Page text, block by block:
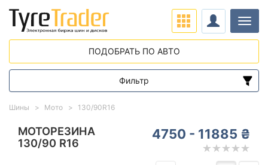
МОТОРЕЗИНА
130/90 R16
4750 - 11885 ₴
Шины Мото 130/90R16
ПОДОБРАТЬ ПО АВТО
Фильтр
Диапазон цен
от